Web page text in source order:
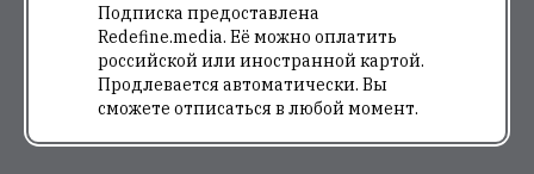
Подписка предоставлена
Redefine.media. Её можно оплатить
российской или иностранной картой.
Продлевается автоматически. Вы
сможете отписаться в любой момент.